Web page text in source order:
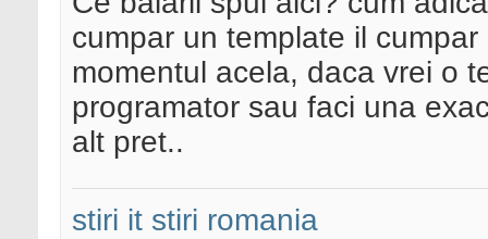
cumpar un template il
momentul acela, daca vrei o
programator sau faci una
alt pret..
stiri it stiri romania